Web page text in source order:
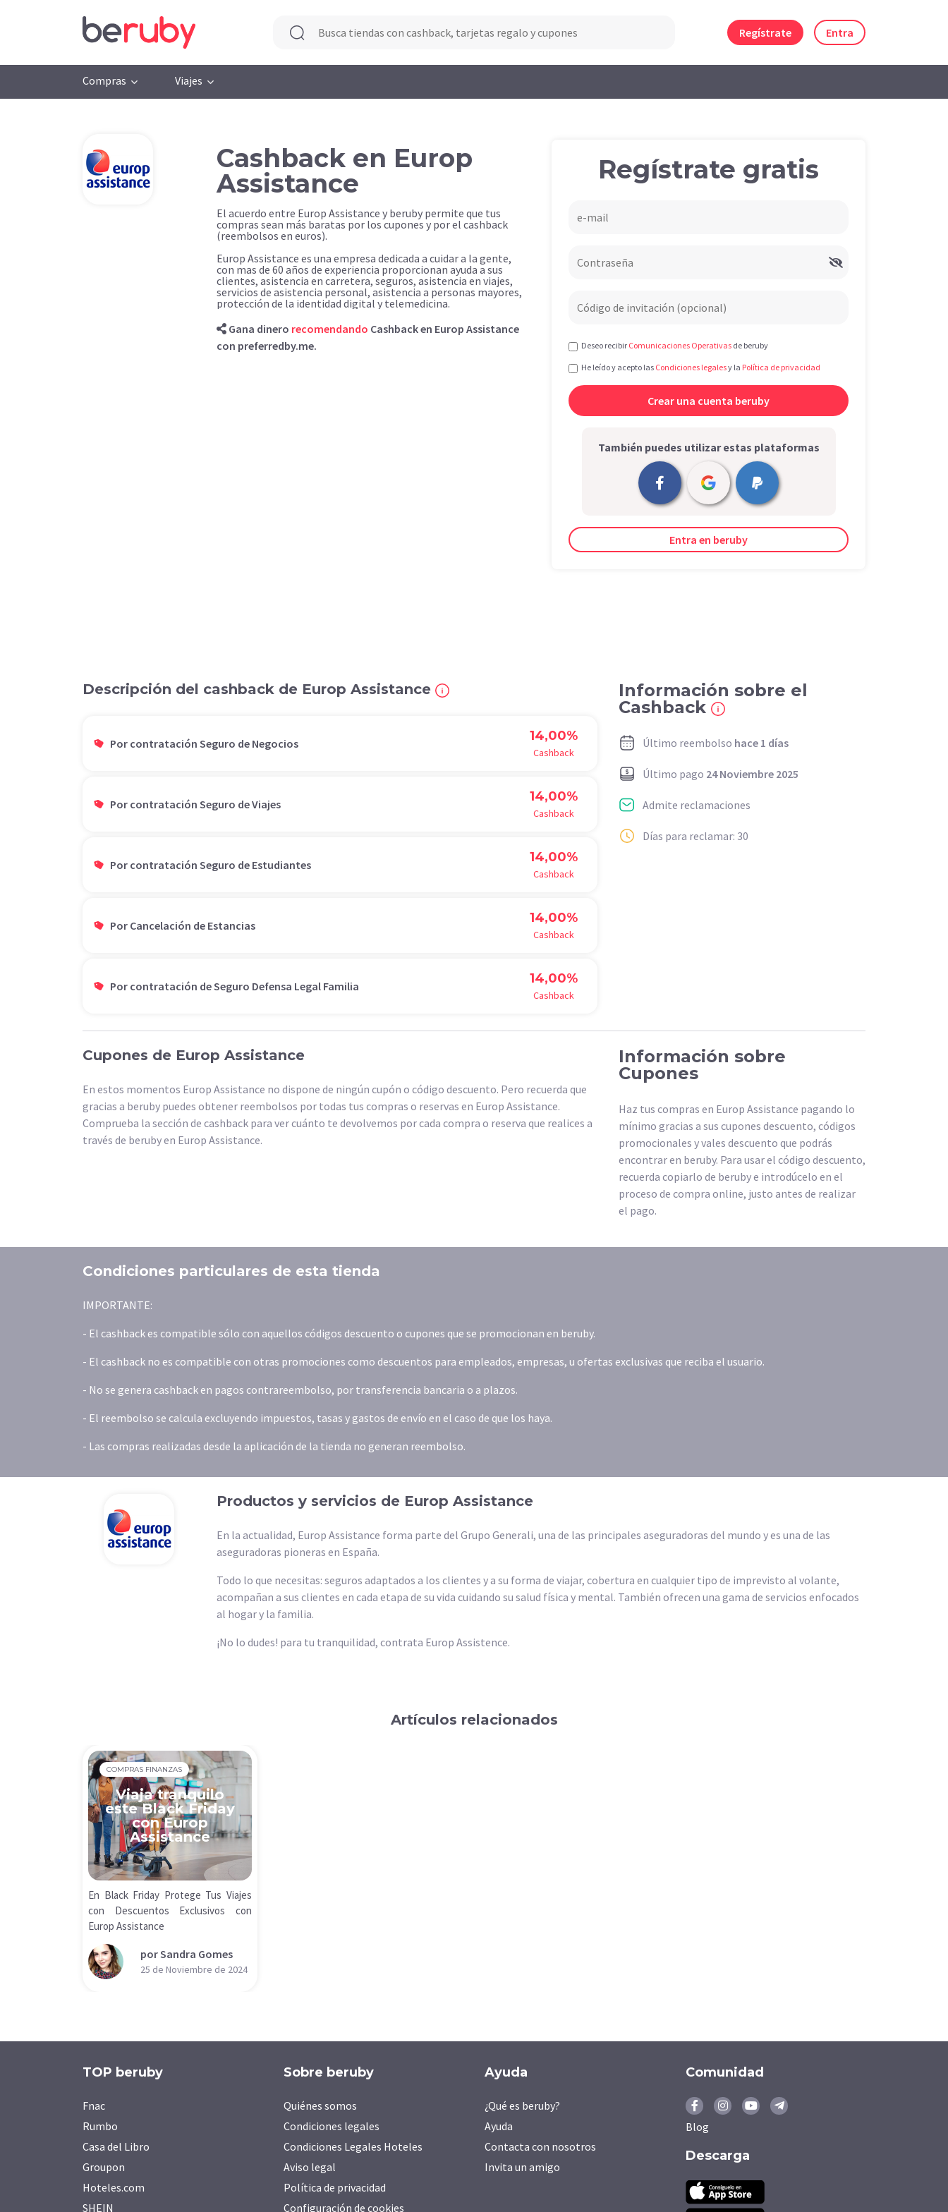
Regístrate Entra
Compras Viajes
Cashback en Europ
Assistance
El acuerdo entre Europ Assistance y beruby permite que tus
compras sean más baratas por los cupones y por el cashback
(reembolsos en euros).
Europ Assistance es una empresa dedicada a cuidar a la gente,
con mas de 60 años de experiencia proporcionan ayuda a sus
clientes, asistencia en carretera, seguros, asistencia en viajes,
servicios de asistencia personal, asistencia a personas mayores,
protección de la identidad digital y telemedicina.
Gana dinero recomendando Cashback en Europ Assistance
con preferredby.me.
Regístrate gratis
Deseo recibir Comunicaciones Operativas de beruby
He leído y acepto las Condiciones legalesy la Política de privacidad
También puedes utilizar estas plataformas
Entra en beruby
Descripción del cashback de Europ Assistance
Por contratación Seguro de Negocios 14,00%
Cashback
Por contratación Seguro de Viajes 14,00%
Cashback
Por contratación Seguro de Estudiantes 14,00%
Cashback
Por Cancelación de Estancias 14,00%
Cashback
Por contratación de Seguro Defensa Legal Familia 14,00%
Cashback
Información sobre el
Cashback
Último reembolso hace 1 días
Último pago 24 Noviembre 2025
Admite reclamaciones
Días para reclamar: 30
Cupones de Europ Assistance
En estos momentos Europ Assistance no dispone de ningún cupón o código descuento. Pero recuerda que
gracias a beruby puedes obtener reembolsos por todas tus compras o reservas en Europ Assistance.
Comprueba la sección de cashback para ver cuánto te devolvemos por cada compra o reserva que realices a
través de beruby en Europ Assistance.
Información sobre
Cupones
Haz tus compras en Europ Assistance pagando lo
mínimo gracias a sus cupones descuento, códigos
promocionales y vales descuento que podrás
encontrar en beruby. Para usar el código descuento,
recuerda copiarlo de beruby e introdúcelo en el
proceso de compra online, justo antes de realizar
el pago.
Condiciones particulares de esta tienda
IMPORTANTE:
- El cashback es compatible sólo con aquellos códigos descuento o cupones que se promocionan en beruby.
- El cashback no es compatible con otras promociones como descuentos para empleados, empresas, u ofertas exclusivas que reciba el usuario.
- No se genera cashback en pagos contrareembolso, por transferencia bancaria o a plazos.
- El reembolso se calcula excluyendo impuestos, tasas y gastos de envío en el caso de que los haya.
- Las compras realizadas desde la aplicación de la tienda no generan reembolso.
Productos y servicios de Europ Assistance
En la actualidad, Europ Assistance forma parte del Grupo Generali, una de las principales aseguradoras del mundo y es una de las
aseguradoras pioneras en España.
Todo lo que necesitas: seguros adaptados a los clientes y a su forma de viajar, cobertura en cualquier tipo de imprevisto al volante,
acompañan a sus clientes en cada etapa de su vida cuidando su salud física y mental. También ofrecen una gama de servicios enfocados
al hogar y la familia.
¡No lo dudes! para tu tranquilidad, contrata Europ Assistence.
Artículos relacionados
COMPRAS FINANZAS
Viaja tranquilo
este Black Friday
con Europ
Assistance
En Black Friday Protege Tus Viajes
con Descuentos Exclusivos con
Europ Assistance
por Sandra Gomes
25 de Noviembre de 2024
TOP beruby
Fnac
Rumbo
Casa del Libro
Groupon
Hoteles.com
SHEIN
Sobre beruby
Quiénes somos
Condiciones legales
Condiciones Legales Hoteles
Aviso legal
Política de privacidad
Configuración de cookies
Ayuda
¿Qué es beruby?
Ayuda
Contacta con nosotros
Invita un amigo
Comunidad
Blog
Descarga